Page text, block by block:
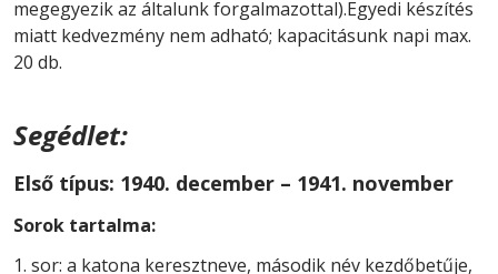
megegyezik az általunk forgalmazottal).Egyedi készítés
miatt kedvezmény nem adható; kapacitásunk napi max.
20 db.
Segédlet:
Első típus: 1940. december – 1941. november
Sorok tartalma:
sor: a katona keresztneve, második név kezdőbetűje,